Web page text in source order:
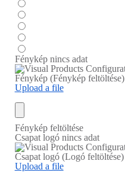
Fénykép nincs adat
Fénykép (Fénykép feltöltése)
Upload a file
Fénykép feltöltése
Csapat logó nincs adat
Csapat logó (Logó feltöltése)
Upload a file